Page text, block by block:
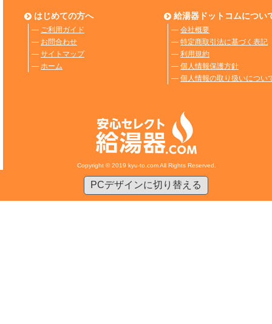
はじめての方へ
― ご利用ガイド
― お問合わせ
― サイトマップ
― ホーム
給湯器ドットコムについ
― 会社概要
― 特定商取引法に基づく表記
― 利用規約
― 個人情報保護方針
― 個人情報の取り扱いについ
Copyright © 2019 kyu-to.com All Rights Reserved.